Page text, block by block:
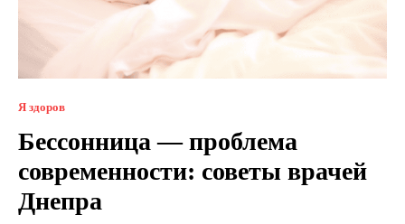
Я здоров
Бессонница — проблема
современности: советы врачей
Днепра